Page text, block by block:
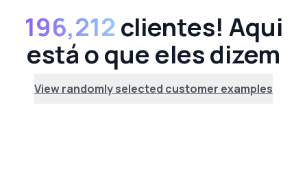
196,212 clientes! Aqui
está o que eles dizem
View randomly selected customer examples